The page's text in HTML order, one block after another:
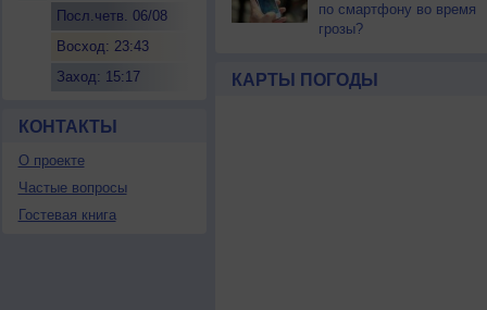
Посл.четв. 06/08
Восход: 23:43
Заход: 15:17
КОНТАКТЫ
О проекте
Частые вопросы
Гостевая книга
по смартфону во время
грозы?
КАРТЫ ПОГОДЫ